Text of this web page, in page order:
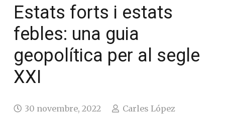
Estats forts i estats
febles: una guia
geopolítica per al segle
XXI
30 novembre, 2022
Carles López